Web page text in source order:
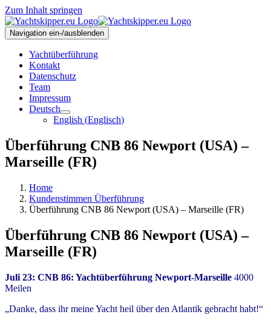
Zum Inhalt springen
Navigation ein-/ausblenden
Yachtüberführung
Kontakt
Datenschutz
Team
Impressum
Deutsch
English (Englisch)
Überführung CNB 86 Newport (USA) –
Marseille (FR)
Home
Kundenstimmen Überführung
Überführung CNB 86 Newport (USA) – Marseille (FR)
Überführung CNB 86 Newport (USA) –
Marseille (FR)
Juli 23: CNB 86: Yachtüberführung Newport-Marseille 4000
Meilen
„Danke, dass ihr meine Yacht heil über den Atlantik gebracht habt!“